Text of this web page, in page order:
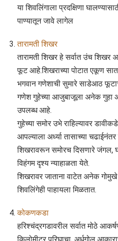
या शिवलिंगाला प्रदक्षिणा
पाण्यातून जावे लागेल
तारामती शिखर
तारामती शिखर हे सर्वात उंच शिखर
फूट आहे.शिखराच्या पोटात एकूण
भगवान गणेशाची सुमारे साडेआठ
गणेश गुहेच्या आजुबाजूला अनेक गुहा
उपलब्ध आहे.
गुहेच्या समोर उभे राहिल्यावर
आपल्याला अर्ध्या तासाच्या
शिखरावरून समोरच दिसणारे जंगल,
विहंगम दृश्य न्याहाळता येते.
शिखरावर जाताना वाटेत अनेक
शिवलिंगेही पाहायला मिळतात.
कोकणकडा
हरिश्चंद्रगडावरील सर्वात मोठे